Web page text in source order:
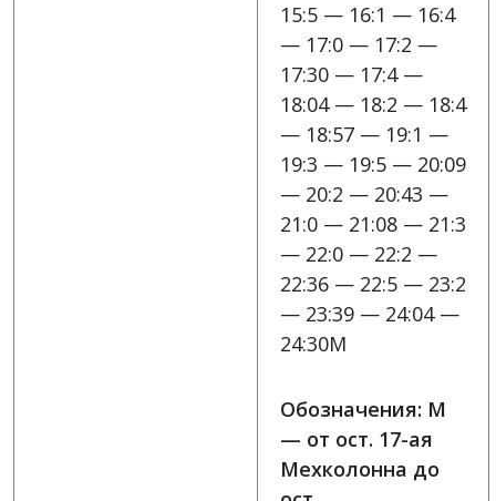
15:5 — 16:1 — 16:4
— 17:0 — 17:2 —
17:30 — 17:4 —
18:04 — 18:2 — 18:4
— 18:57 — 19:1 —
19:3 — 19:5 — 20:09
— 20:2 — 20:43 —
21:0 — 21:08 — 21:3
— 22:0 — 22:2 —
22:36 — 22:5 — 23:2
— 23:39 — 24:04 —
24:30M
Обозначения: M
— от ост. 17-ая
Мехколонна до